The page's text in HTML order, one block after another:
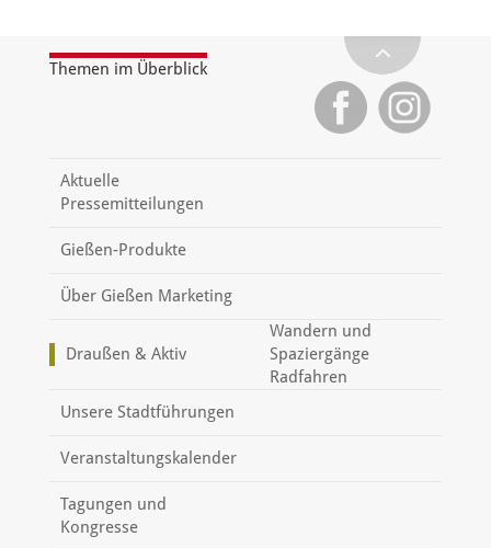
Themen im Überblick
Aktuelle
Pressemitteilungen
Gießen-Produkte
Über Gießen Marketing
Draußen & Aktiv
Wandern und
Spaziergänge
Radfahren
Unsere Stadtführungen
Veranstaltungskalender
Tagungen und
Kongresse